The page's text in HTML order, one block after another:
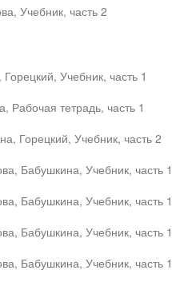
Учебник, часть 2
Учебник, часть 1
Рабочая тетрадь, часть 1
Горецкий, Учебник, часть 2
Бабушкина, Учебник, часть 1
Бабушкина, Учебник, часть 1
Бабушкина, Учебник, часть 1
Бабушкина, Учебник, часть 1